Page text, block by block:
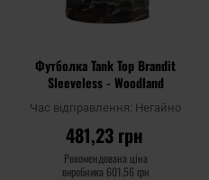
Футболка Tank Top Brandit
Sleeveless - Woodland
Час відправлення: Негайно
481,23 грн
Рекомендована ціна
виробника 601,56 грн